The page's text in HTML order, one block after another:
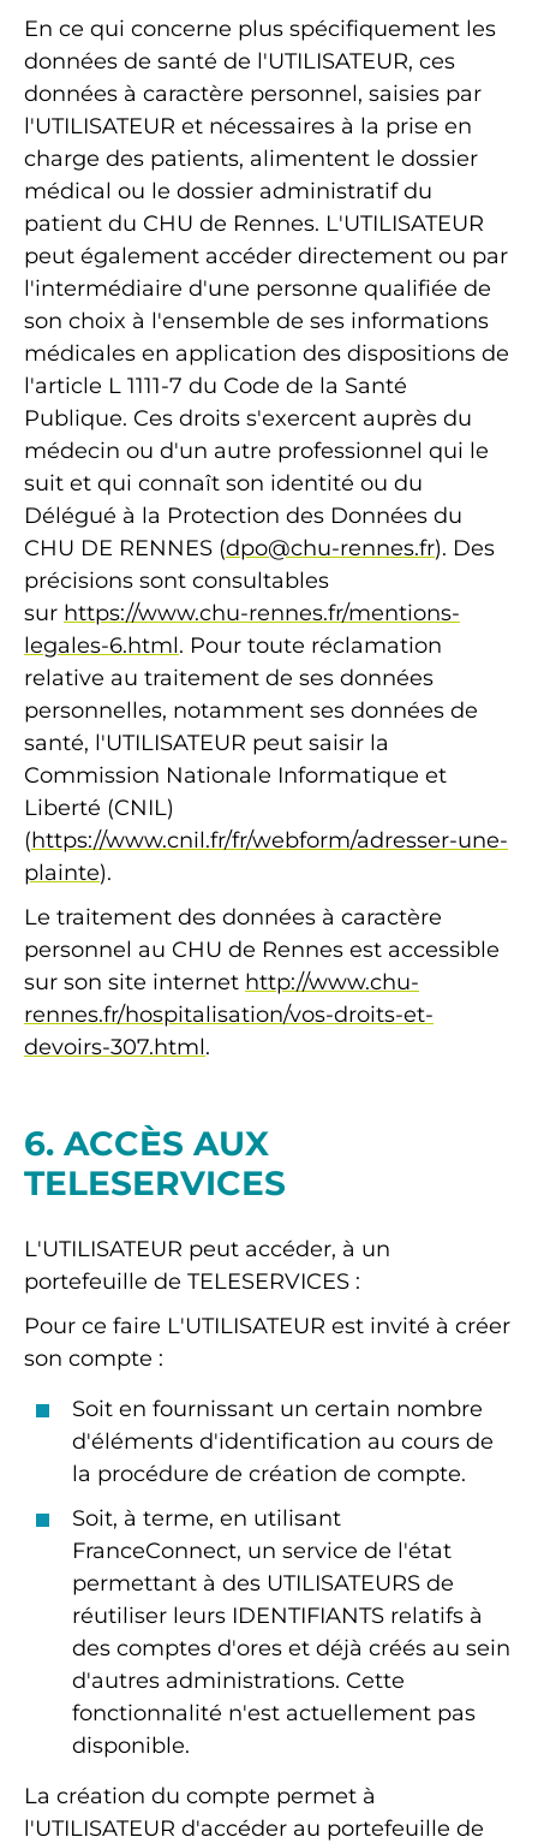
En ce qui concerne plus spécifiquement les
données de santé de l'UTILISATEUR, ces
données à caractère personnel, saisies par
l'UTILISATEUR et nécessaires à la prise en
charge des patients, alimentent le dossier
médical ou le dossier administratif du
patient du CHU de Rennes. L'UTILISATEUR
peut également accéder directement ou par
l'intermédiaire d'une personne qualifiée de
son choix à l'ensemble de ses informations
médicales en application des dispositions de
l'article L 1111-7 du Code de la Santé
Publique. Ces droits s'exercent auprès du
médecin ou d'un autre professionnel qui le
suit et qui connaît son identité ou du
Délégué à la Protection des Données du
CHU DE RENNES (dpo@chu-rennes.fr). Des
précisions sont consultables
sur https://www.chu-rennes.fr/mentions-
legales-6.html. Pour toute réclamation
relative au traitement de ses données
personnelles, notamment ses données de
santé, l'UTILISATEUR peut saisir la
Commission Nationale Informatique et
Liberté (CNIL)
(https://www.cnil.fr/fr/webform/adresser-une-
plainte).
Le traitement des données à caractère
personnel au CHU de Rennes est accessible
sur son site internet http://www.chu-
rennes.fr/hospitalisation/vos-droits-et-
devoirs-307.html.
6. ACCÈS AUX
TELESERVICES
L'UTILISATEUR peut accéder, à un
portefeuille de TELESERVICES :
Pour ce faire L'UTILISATEUR est invité à créer
son compte :
Soit en fournissant un certain nombre
d'éléments d'identification au cours de
la procédure de création de compte.
Soit, à terme, en utilisant
FranceConnect, un service de l'état
permettant à des UTILISATEURS de
réutiliser leurs IDENTIFIANTS relatifs à
des comptes d'ores et déjà créés au sein
d'autres administrations. Cette
fonctionnalité n'est actuellement pas
disponible.
La création du compte permet à
l'UTILISATEUR d'accéder au portefeuille de